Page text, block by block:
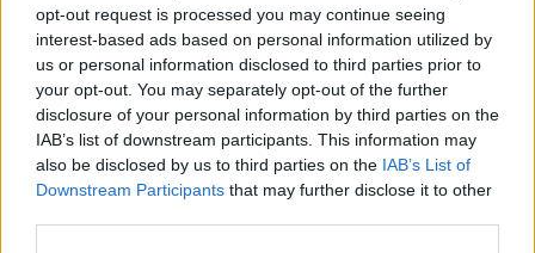
opt-out request is processed you may continue seeing
interest-based ads based on personal information utilized by
us or personal information disclosed to third parties prior to
your opt-out. You may separately opt-out of the further
disclosure of your personal information by third parties on the
IAB’s list of downstream participants. This information may
also be disclosed by us to third parties on the IAB’s List of
Downstream Participants that may further disclose it to other
Καιρός: Αίθριος.
Άνεμοι: Στα βόρεια βορειοανατολικοί 6 με 7 και
από το μεσημέρι τοπικά 8 μποφόρ. Στα υπόλοιπα
βόρειοι βορειοδυτικοί 5 με 7 μποφόρ.
Θερμοκρασία : Από 24 έως 36 βαθμούς
Κελσίου.